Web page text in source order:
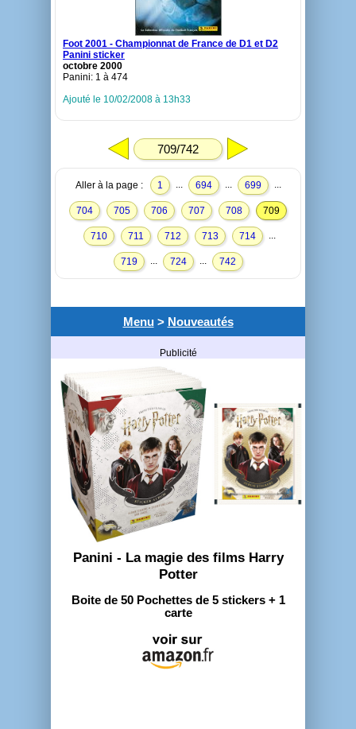
Foot 2001 - Championnat de France de D1 et D2
Panini sticker
octobre 2000
Panini: 1 à 474
Ajouté le 10/02/2008 à 13h33
709/742
Aller à la page : 1 ... 694 ... 699 ...
704 705 706 707 708 709
710 711 712 713 714 ...
719 ... 724 ... 742
Menu> Nouveautés
Publicité
Panini - La magie des films Harry
Potter
Boite de 50 Pochettes de 5 stickers + 1
carte